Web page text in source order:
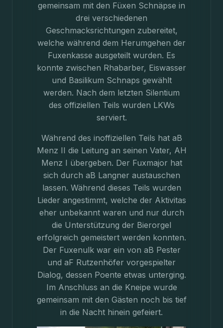
gemeinsam mit den Füxen Schnäpse in
drei verschiedenen
Geschmacksrichtungen zubereitet,
welche während dem Herumgehen der
Fuxenkasse ausgeteilt wurden. Es
konnte zwischen Rhabarber, Eiswasser
und Basilikum Schnaps gewählt
werden. Nach dem letzten Silentium
des offiziellen Teils wurden LKWs
serviert.
Während des inoffiziellen Teils hat aB
Menz II die Leitung an seinen Vater, AH
Menz I übergeben. Der Fuxmajor hat
sich durch aB Langner austauschen
lassen. Während dieses Teils wurden
Lieder angestimmt, welche der Aktivitas
eher unbekannt waren und nur durch
die Unterstützung der Bierorgel
erfolgreich gemeistert werden konnten.
Der Fuxenulk war ein von aB Pester
und aF Rutzenhöfer vorgespielter
Dialog, dessen Poente etwas unterging.
Im Anschluss an die Kneipe wurde
gemeinsam mit den Gästen noch bis tief
in die Nacht hinein gefeiert.